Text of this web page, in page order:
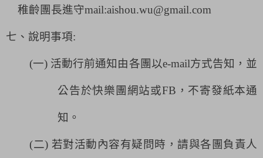
稚齡團長進守mail:aishou.wu@gmail.com
七、說明事項:
(一) 活動行前通知由各團以e-mail方式告知，並
公告於快樂團網站或FB ，不寄發紙本通
知。
(二) 若對活動內容有疑問時，請與各團負責人